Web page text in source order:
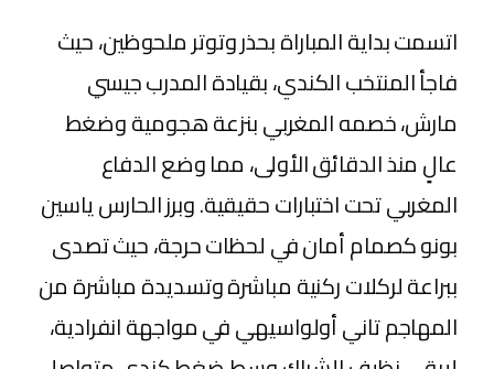
​اتسمت بداية المباراة بحذر وتوتر ملحوظين، حيث
فاجأ المنتخب الكندي، بقيادة المدرب جيسي
مارش، خصمه المغربي بنزعة هجومية وضغط
عالٍ منذ الدقائق الأولى، مما وضع الدفاع
المغربي تحت اختبارات حقيقية. وبرز الحارس ياسين
بونو كصمام أمان في لحظات حرجة، حيث تصدى
ببراعة لركلات ركنية مباشرة وتسديدة مباشرة من
المهاجم تاني أولواسيهي في مواجهة انفرادية،